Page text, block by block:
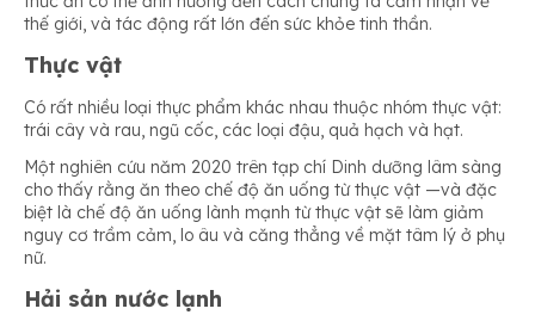
thế giới, và tác động rất lớn đến sức khỏe tinh thần.
Thực vật
Có rất nhiều loại thực phẩm khác nhau thuộc nhóm thực vật:
trái cây và rau, ngũ cốc, các loại đậu, quả hạch và hạt.
Một nghiên cứu năm 2020 trên tạp chí Dinh dưỡng lâm sàng
cho thấy rằng ăn theo chế độ ăn uống từ thực vật —và đặc
biệt là chế độ ăn uống lành mạnh từ thực vật sẽ làm giảm
nguy cơ trầm cảm, lo âu và căng thẳng về mặt tâm lý ở phụ
nữ.
Hải sản nước lạnh